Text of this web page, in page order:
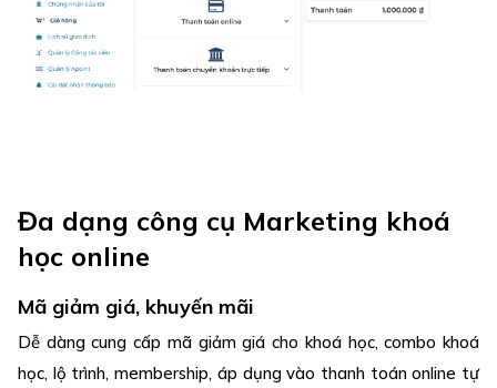
Đa dạng công cụ Marketing khoá
học online
Mã giảm giá, khuyến mãi
Dễ dàng cung cấp mã giảm giá cho khoá học, combo khoá
học, lộ trình, membership, áp dụng vào thanh toán online tự